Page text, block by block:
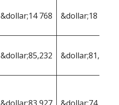
&dollar;14 768 &dollar;18 993
&dollar;85,232 &dollar;81,007